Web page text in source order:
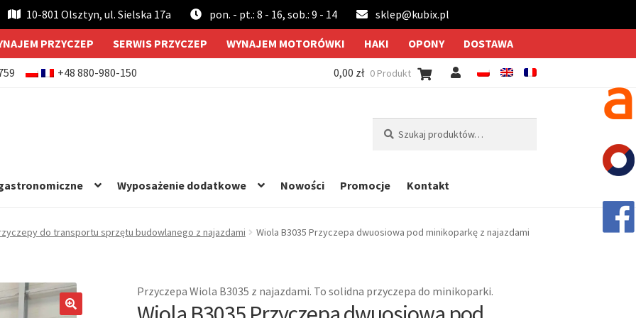
10-801 Olsztyn, ul. Sielska 17a pon. - pt.: 8 - 16, sob.: 9 - 14 sklep@kubix.pl
PRZYCZEP SERWIS PRZYCZEP WYNAJEM MOTORÓWKI HAKI OPONY DOSTAWA
+48 880-980-150 0,00 zł 0 Produkt
Wyposażenie dodatkowe Nowości Promocje Kontakt
do transportu sprzętu budowlanego z najazdami
Wiola B3035 Przyczepa dwuosiowa pod minikoparkę z najazdami
Przyczepa Wiola B3035 z najazdami. To solidna przyczepa do minikoparki.